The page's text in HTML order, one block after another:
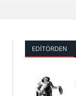
EDITÖRDEN